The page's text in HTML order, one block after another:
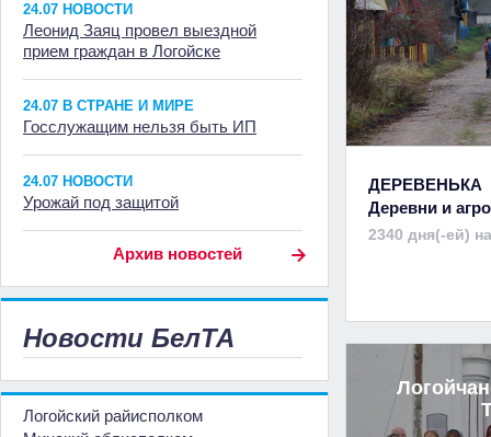
24.07 НОВОСТИ
Леонид Заяц провел выездной
прием граждан в Логойске
24.07 В СТРАНЕ И МИРЕ
Госслужащим нельзя быть ИП
24.07 НОВОСТИ
Урожай под защитой
Архив новостей
Новости БелТА
Логойский райисполком
ДЕРЕВЕНЬКА
Деревни и
2340 дня(-ей)